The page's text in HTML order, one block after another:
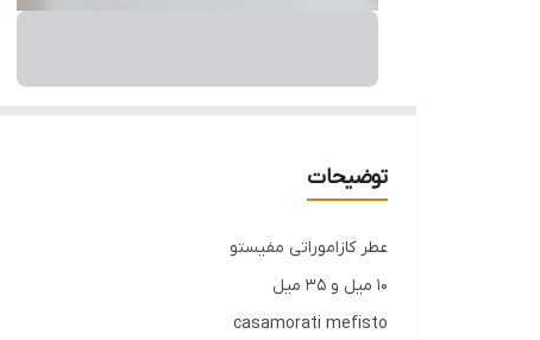
توضیحات
عطر کازاموراتی مفیستو
۱۰ میل و ۳۵ میل
casamorati mefisto